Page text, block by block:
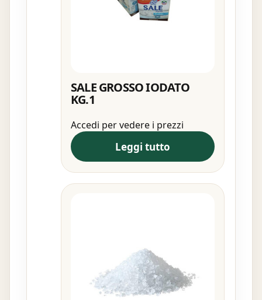
SALE GROSSO IODATO
KG.1
Accedi per vedere i prezzi
Leggi tutto